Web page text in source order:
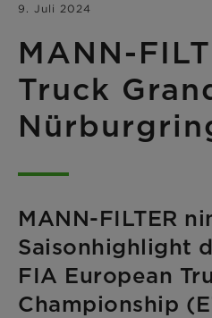
9. Juli 2024
MANN-
Truck
MANN-FILTER
Saisonhighlight
FIA European
Championship